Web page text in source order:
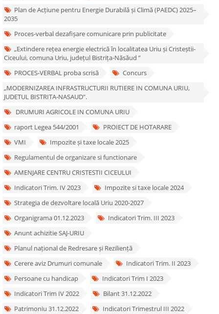
Plan de Acțiune pentru Energie Durabilă și Climă (PAEDC) 2025–
2035
Proces-verbal dezafișare comunicare prin publicitate
„Extindere rețea energie electrică în localitatea Uriu și Cristeștii-
Ciceului, comuna Uriu, județul Bistrița-Năsăud ”
PROCES-VERBAL proba scrisă
Concurs
„MODERNIZAREA INFRASTRUCTURII RUTIERE IN COMUNA URIU,
JUDETUL BISTRITA-NASAUD".
DRUMURI AGRICOLE IN COMUNA URIU
raport Legea 544/2001
PROIECT DE HOTARARE
VMI
Impozite și taxe locale 2025
Regulamentul de organizare si functionare
AMENJARE CENTRU CRISTESTII CICEULUI
Indicatori Trim. IV 2023
Impozite si taxe locale 2024
Strategia de dezvoltare locală Uriu 2020-2027
Organigrama 01.12.2023
Indicatori Trim. III 2023
Anunt achizitie SAJ-URIU
Planul național de Redresare și Reziliență
Cerere aviz Drumuri comunale
Indicatori Trim. II 2023
Persoane cu handicap
Indicatori Trim I 2023
Indicatori Trim IV 2022
Bilant 31.12.2022
Patrimoniu 31.12.2022
Indicatori Trimestrul III 2022